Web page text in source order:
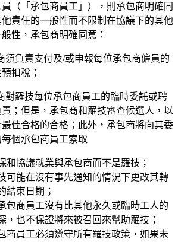
（「承包商員工」），則承包商明確同
責任的一般性而不限制在協議下的其他
性，承包商明確同意：
須負責支付及/或申報每位承包商僱員的
扣稅；
對羅技每位承包商員工的臨時委託或聘
；但是，承包商和羅技審查候選人，以
佳合格的合格；此外，承包商將向其委
個承包商員工索取
和協議就業與承包商而不是羅技；
可能在沒有事先通知的情況下更改其轉
結束日期；
包商員工沒有比其他永久或臨時工人的
，也不保證將來被召回來幫助羅技；
商員工必須遵守所有羅技政策，如果未